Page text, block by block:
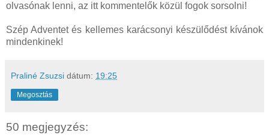
olvasónak lenni, az itt kommentelők közül fogok sorsolni!
Szép Adventet és kellemes karácsonyi készülődést kívánok
mindenkinek!
Praliné Zsuzsi dátum: 19:25
Megosztás
50 megjegyzés: